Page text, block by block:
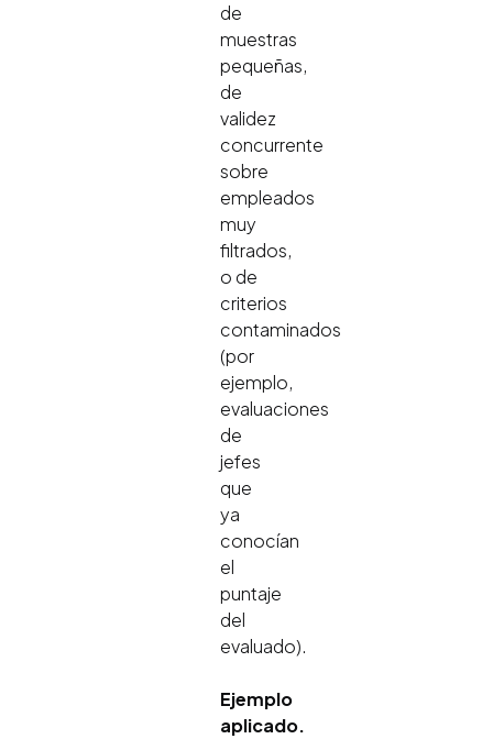
de
muestras
pequeñas,
de
validez
concurrente
sobre
empleados
muy
filtrados,
o de
criterios
contaminados
(por
ejemplo,
evaluaciones
de
jefes
que
ya
conocían
el
puntaje
del
evaluado).
Ejemplo
aplicado.